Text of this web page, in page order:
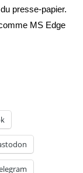
presse-papier.
MS Edge